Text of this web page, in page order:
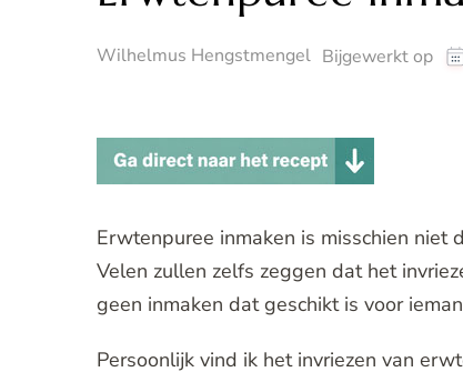
Wilhelmus Hengstmengel Bijgewerkt op
Erwtenpuree inmaken is misschien niet
Velen zullen zelfs zeggen dat het
geen inmaken dat geschikt is voor
Persoonlijk vind ik het invriezen van